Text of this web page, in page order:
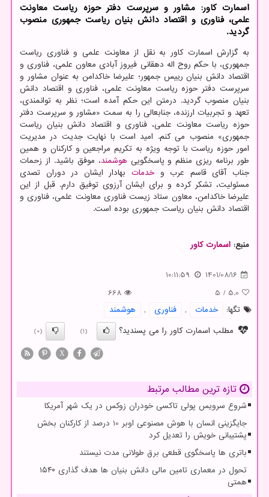
اسمارت کاور: مشاور و سرپرست دفتر حوزه ریاست معاونت
علمی، فناوری و اقتصاد دانش بنیان ریاست جمهوری منصوب
گردید.
به گزارش اسمارت کاور به نقل از معاونت علمی و فناوری ریاست
جمهوری، با حکم روح اله دهقانی فیروز آبادی معاون علمی، فناوری و
اقتصاد دانش بنیان رییس جمهور؛ علیرضا خاکدامن به عنوان مشاور و
سرپرست دفتر حوزه ریاست معاونت علمی، فناوری و اقتصاد دانش
بنیان منصوب گردید. درمتن این حکم آمده است؛ نظر به توانمندی،
تعهد و تجربیات ارزنده، جنابعالی را به سمت «مشاور و سرپرست دفتر
حوزه ریاست معاونت علمی، فناوری و اقتصاد دانش بنیان ریاست
جمهوری» منصوب می کنم. امید است با نهایت جدیت در مدیریت
امور حوزه ریاست با توجه ویژه به تکریم مراجعین و کارکنان و همین
طور برنامه ریزی منظم و پاسخگویی هوشمند، موفق باشید. از زحمات
جناب آقای قاسم عرب و خدمات بهادار ایشان در دوران تصدی
مسئولیت، تشکر کرده و برای ایشان آرزوی توفیق دارم. قبل از این
علیرضا خاکدامن، معاون ستاد زیست فناوری معاونت علمی، فناوری و
اقتصاد دانش بنیان ریاست جمهوری بوده است.
منبع: اسمارت كاور
1401/08/16
10:11:59
5.0
/
5
668
تگها:
خدمات , فناوری ,
هوشمند
مطلب اسمارت کاور را می پسندید؟
(1)
(0)
X
تازه ترین مطالب مرتبط
شروع سرویس پولی تاکسی خودران زوکس در یک شهر آمریکا
جایگزینی انسان با هوش مصنوعی اوبر 10 درصد از کارکنان بخش
پشتیبانی خویش را تعدیل کرد
باتری ها پاسخگوی قطعی برق طولانی مدت نیستند
تحول در معماری تامین مالی دانش بنیان ها هدف گذاری ۱۵۴۰
همتی